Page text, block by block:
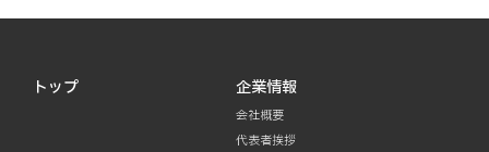
トップ 企業情報
会社概要
代表者挨拶